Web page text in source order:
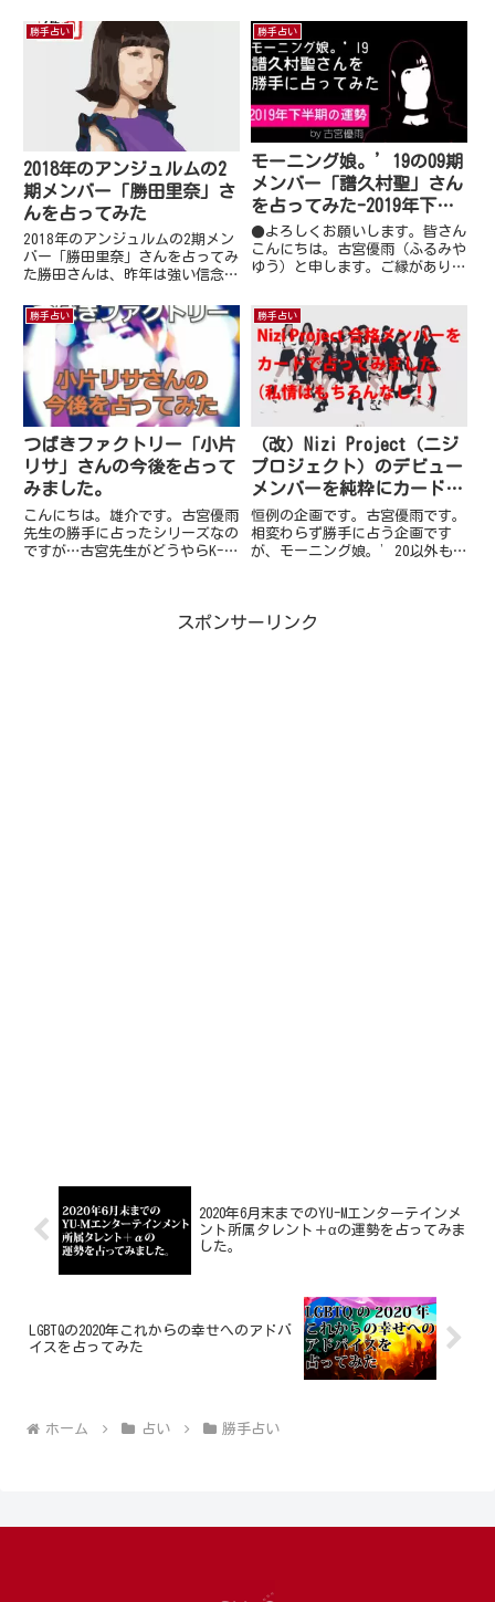
がほしいと要望を受け…久しぶり
にハロープロジェクト以外のアイ
ドルを占ってみました。アップア
ップガールズ（仮）さんを占
う。現在もその安定した活動に甘
んじる事無く自分を磨き成長させ
ていこうと言う気持ちがいっぱい
です。2017年に関係が悪か...
勝手占い
2018年のアンジュルムの2
期メンバー「勝田里奈」さ
んを占ってみた
2018年のアンジュルムの2期メン
バー「勝田里奈」さんを占ってみ
た勝田さんは、昨年は強い信念を
みました。そのせいか、アンジュ
ルムへ良い変化をもたらすことも
でき自身も成長した事でしょう。
現在はその成果に固執してし...
勝手占い
モーニング娘。’19の09期
メンバー「譜久村聖」さん
を占ってみた-2019年下半
期編
●よろしくお願いします。皆さん
こんにちは。古宮優雨（ふるみや
ゆう）と申します。ご縁がありま
す。どうか皆様おつきあいいただ
ければ幸いでございます。 ●テ
ーマは…『勝手に占っちゃいまし
た。（テヘペロ）』です。好き
な...
勝手占い
つばきファクトリー「小片
リサ」さんの今後を占って
みました。
こんにちは。雄介です。古宮優雨
先生の勝手に占ったシリーズなの
ですが…古宮先生がどうやらK-
ているそう。今回、つばきファク
勝手占い
（改）Nizi Project（ニジ
プロジェクト）のデビュー
メンバーを純粋にカードか
らを占ってみました。
恒例の企画です。古宮優雨です。
相変わらず勝手に占う企画です
が、モーニング娘。’20以外も
バー」を占ってみました。Nizi
スポンサーリンク
2020年6月末までのYU-Mエンターテインメ
ント所属タレント＋αの運勢を占ってみま
した。
LGBTQの2020年これからの幸せへのアドバ
イスを占ってみた
ホーム 占い 勝手占い